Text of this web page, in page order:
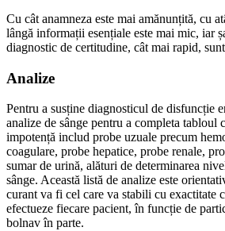
Cu cât anamneza este mai amănunțită, cu
lângă informații esențiale este mai mic, iar
diagnostic de certitudine, cât mai rapid,
Analize
Pentru a susține diagnosticul de disfuncție
analize de sânge pentru a completa tabloul
impotență includ probe uzuale precum
coagulare, probe hepatice, probe renale,
sumar de urină, alături de determinarea
sânge. Această listă de analize este
curant va fi cel care va stabili cu exactitate
efectueze fiecare pacient, în funcție de
bolnav în parte.